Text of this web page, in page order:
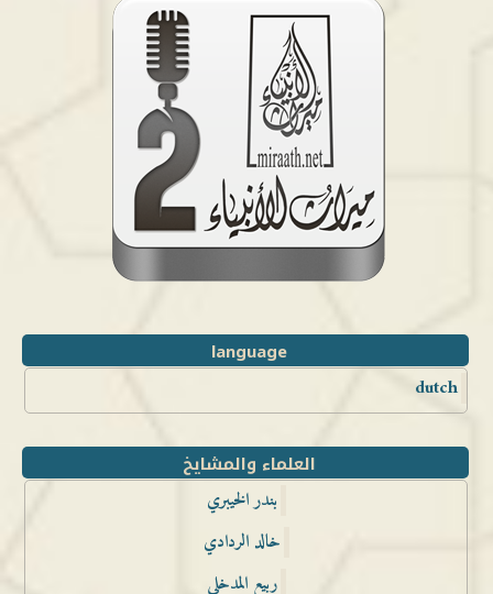
language
dutch
العلماء والمشايخ
بندر الخيبري
خالد الردادي
ربيع المدخلي